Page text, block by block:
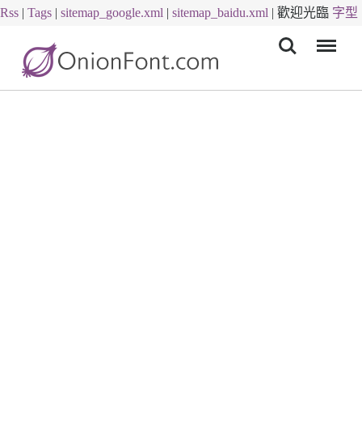
Rss | Tags | sitemap_google.xml | sitemap_baidu.xml | 歡迎光臨 字型